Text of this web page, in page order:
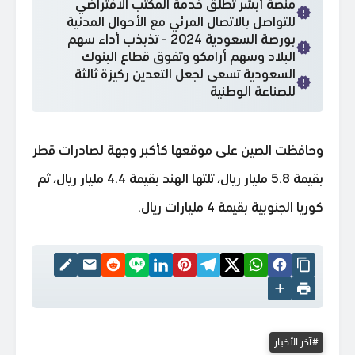
منصة أبشر تطلق خدمة المكتب الافتراضي
للتواصل بالاتصال المرئي مع الأحوال المدنية
بورصة السعودية 2024 - تذبذب أداء سهم
البلاد وسهم أرامكو وتفوق قطاع البنوك
السعودية تسعى لجعل التعدين ركيزة ثالثة
للصناعة الوطنية
وحافظت الصين على موقعها كأكبر وجهة لصادرات قطر
بقيمة 5.8 مليار ريال، تلتها الهند بقيمة 4.4 مليار ريال، ثم
كوريا الجنوبية بقيمة 4 مليارات ريال.
آخر الأخبار